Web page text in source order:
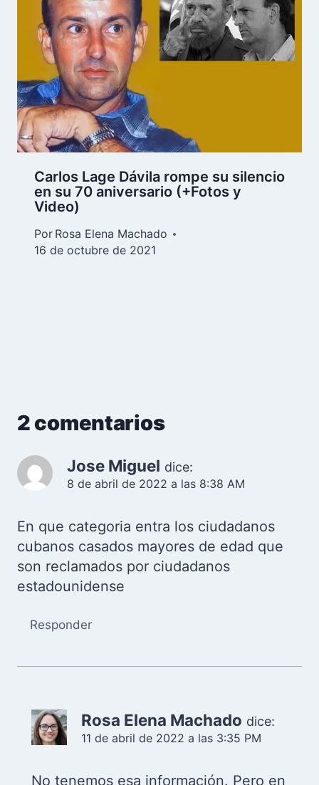
Carlos Lage Dávila rompe su silencio
en su 70 aniversario (+Fotos y
Video)
Por Rosa Elena Machado
16 de octubre de 2021
2 comentarios
Jose Miguel dice:
8 de abril de 2022 a las 8:38 AM
En que categoria entra los ciudadanos
cubanos casados mayores de edad que
son reclamados por ciudadanos
estadounidense
Responder
Rosa Elena Machado dice:
11 de abril de 2022 a las 3:35 PM
No tenemos esa información. Pero en